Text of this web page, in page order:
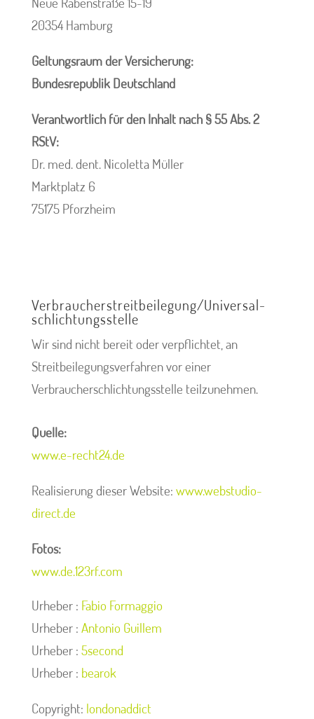
20354 Hamburg
Geltungsraum der Versicherung:
Bundesrepublik Deutschland
Verantwortlich für den Inhalt nach § 55 Abs. 2
RStV:
Dr. med. dent. Nicoletta Müller
Marktplatz 6
75175 Pforzheim
Verbraucher­streit­beilegung/Universal­
schlichtungs­stelle
Wir sind nicht bereit oder verpflichtet, an
Streitbeilegungsverfahren vor einer
Verbraucherschlichtungsstelle teilzunehmen.
Quelle:
www.e-recht24.de
Realisierung dieser Website: www.webstudio-
direct.de
Fotos:
www.de.123rf.com
Urheber : Fabio Formaggio
Urheber : Antonio Guillem
Urheber : 5second
Urheber : bearok
Copyright: londonaddict